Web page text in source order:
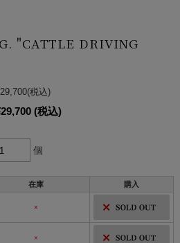
"CATTLE DRIVING
(税込)
(税込)
個
在庫 購入
×
×